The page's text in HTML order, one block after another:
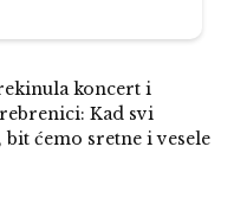
koncert i
Kad svi
ćemo sretne i vesele